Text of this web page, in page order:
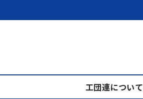
工団連について